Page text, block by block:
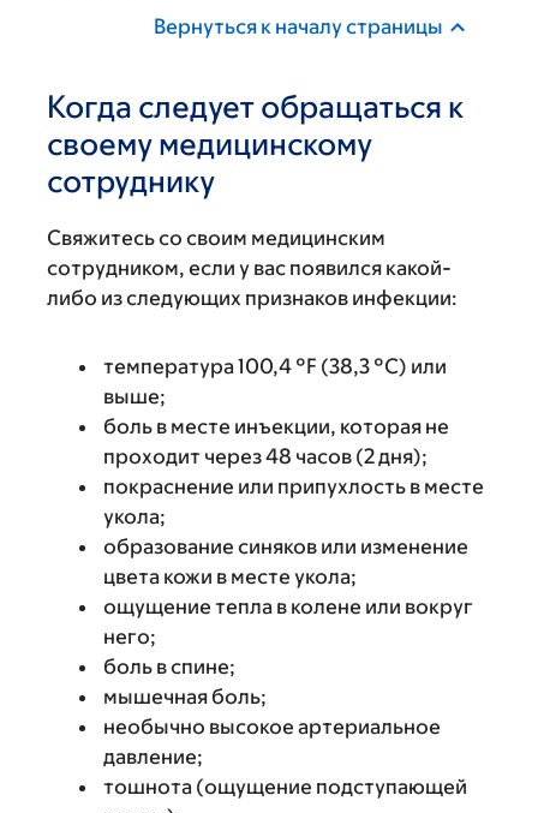
Вернуться к началу страницы
Когда следует обращаться к
своему медицинскому
сотруднику
Свяжитесь со своим медицинским
сотрудником, если у вас появился какой-
либо из следующих признаков инфекции:
температура 100,4 °F (38,3 °C) или
выше;
боль в месте инъекции, которая не
проходит через 48 часов (2 дня);
покраснение или припухлость в месте
укола;
образование синяков или изменение
цвета кожи в месте укола;
ощущение тепла в колене или вокруг
него;
боль в спине;
мышечная боль;
необычно высокое артериальное
давление;
тошнота (ощущение подступающей